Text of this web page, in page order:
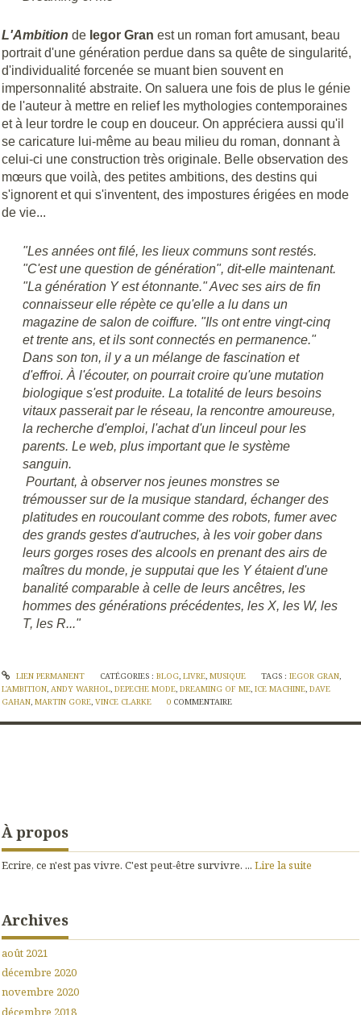
L'Ambition de Iegor Gran est un roman fort amusant, beau
portrait d'une génération perdue dans sa quête de singularité,
d'individualité forcenée se muant bien souvent en
impersonnalité abstraite. On saluera une fois de plus le génie
de l'auteur à mettre en relief les mythologies contemporaines
et à leur tordre le coup en douceur. On appréciera aussi qu'il
se caricature lui-même au beau milieu du roman, donnant à
celui-ci une construction très originale. Belle observation des
mœurs que voilà, des petites ambitions, des destins qui
s'ignorent et qui s'inventent, des impostures érigées en mode
de vie...
"Les années ont filé, les lieux communs sont restés.
"C'est une question de génération", dit-elle maintenant.
"La génération Y est étonnante." Avec ses airs de fin
connaisseur elle répète ce qu'elle a lu dans un
magazine de salon de coiffure. "Ils ont entre vingt-cinq
et trente ans, et ils sont connectés en permanence."
Dans son ton, il y a un mélange de fascination et
d'effroi. À l'écouter, on pourrait croire qu'une mutation
biologique s'est produite. La totalité de leurs besoins
vitaux passerait par le réseau, la rencontre amoureuse,
la recherche d'emploi, l'achat d'un linceul pour les
parents. Le web, plus important que le système
sanguin.
Pourtant, à observer nos jeunes monstres se
trémousser sur de la musique standard, échanger des
platitudes en roucoulant comme des robots, fumer avec
des grands gestes d'autruches, à les voir gober dans
leurs gorges roses des alcools en prenant des airs de
maîtres du monde, je supputai que les Y étaient d'une
banalité comparable à celle de leurs ancêtres, les
hommes des générations précédentes, les X, les W, les
T, les R..."
LIEN PERMANENT CATÉGORIES : BLOG, LIVRE, MUSIQUE TAGS :IEGOR GRAN,
L'AMBITION, ANDY WARHOL, DEPECHE MODE, DREAMING OF ME, ICE MACHINE, DAVE
GAHAN, MARTIN GORE, VINCE CLARKE 0 COMMENTAIRE
À propos
Ecrire, ce n'est pas vivre. C'est peut-être survivre. ... Lire la suite
Archives
août 2021
décembre 2020
novembre 2020
décembre 2018